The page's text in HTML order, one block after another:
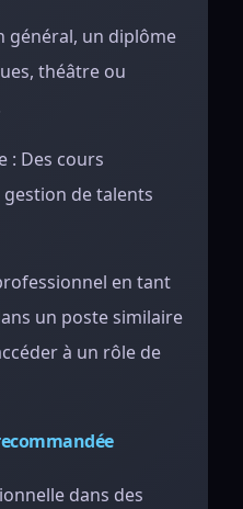
général, un diplôme
théâtre ou
: Des cours
de talents
en tant
un poste similaire
à un rôle de
dans des